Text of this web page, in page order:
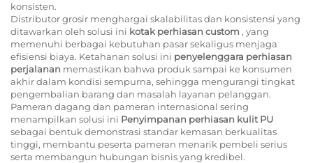
konsisten.
Distributor grosir menghargai skalabilitas dan konsistensi yang
ditawarkan oleh solusi ini kotak perhiasan custom , yang
memenuhi berbagai kebutuhan pasar sekaligus menjaga
efisiensi biaya. Ketahanan solusi ini penyelenggara perhiasan
perjalanan memastikan bahwa produk sampai ke konsumen
akhir dalam kondisi sempurna, sehingga mengurangi tingkat
pengembalian barang dan masalah layanan pelanggan.
Pameran dagang dan pameran internasional sering
menampilkan solusi ini Penyimpanan perhiasan kulit PU
sebagai bentuk demonstrasi standar kemasan berkualitas
tinggi, membantu peserta pameran menarik pembeli serius
serta membangun hubungan bisnis yang kredibel.